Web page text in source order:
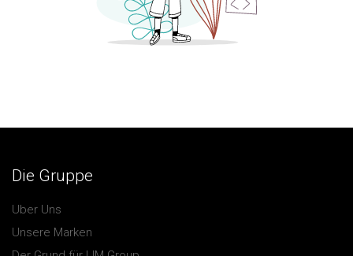
Die Gruppe
Uber Uns
Unsere Marken